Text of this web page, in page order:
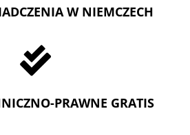
W NIEMCZECH

PRAWNE GRATIS